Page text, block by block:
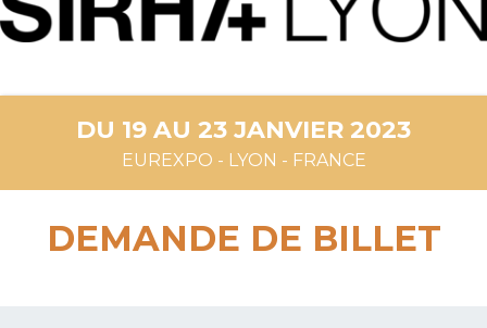
DU 19 AU 23 JANVIER 2023
EUREXPO - LYON - FRANCE
DEMANDE DE BILLET